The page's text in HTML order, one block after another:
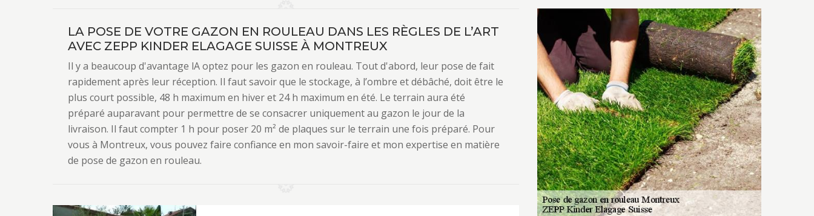
LA POSE DE VOTRE GAZON EN ROULEAU DANS LES RÈGLES DE L’ART
AVEC ZEPP KINDER ELAGAGE SUISSE À MONTREUX
Il y a beaucoup d'avantage lA optez pour les gazon en rouleau. Tout d'abord, leur pose de fait
rapidement après leur réception. Il faut savoir que le stockage, à l’ombre et débâché, doit être le
plus court possible, 48 h maximum en hiver et 24 h maximum en été. Le terrain aura été
préparé auparavant pour permettre de se consacrer uniquement au gazon le jour de la
livraison. Il faut compter 1 h pour poser 20 m² de plaques sur le terrain une fois préparé. Pour
vous à Montreux, vous pouvez faire confiance en mon savoir-faire et mon expertise en matière
de pose de gazon en rouleau.